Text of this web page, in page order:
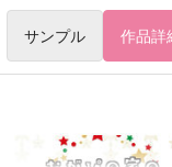
サンプル 作品詳